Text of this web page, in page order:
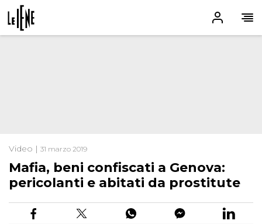
Video | 31 marzo 2019
Mafia, beni confiscati a Genova:
pericolanti e abitati da prostitute